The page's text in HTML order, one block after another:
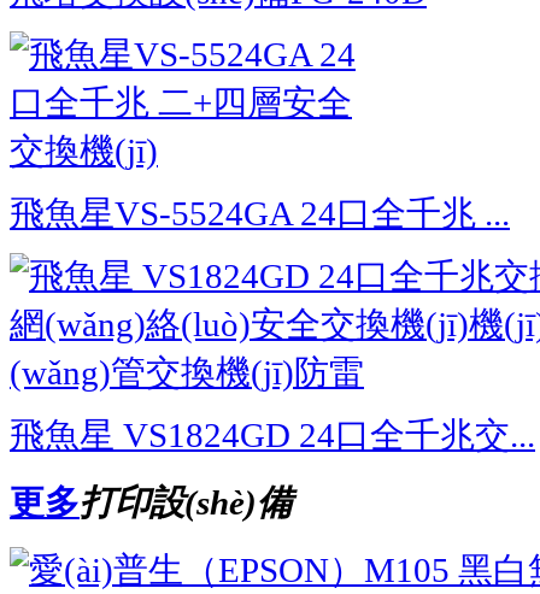
飛魚星VS-5524GA 24口全千兆 ...
飛魚星 VS1824GD 24口全千兆交...
更多打印設(shè)備